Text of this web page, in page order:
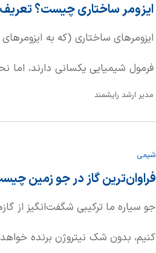
ایزومر ساختاری چیست؟
ایزومرهای ساختاری (که به
فرمول شیمیایی یکسانی دارند، اما
ساده‌تر، این ایزومرها بلوک‌های
مدیر ارشد رایشمند
شیمی
فراوان‌ترین گاز در جو زمین
جو سیاره ما ترکیبی شگفت‌انگیز از